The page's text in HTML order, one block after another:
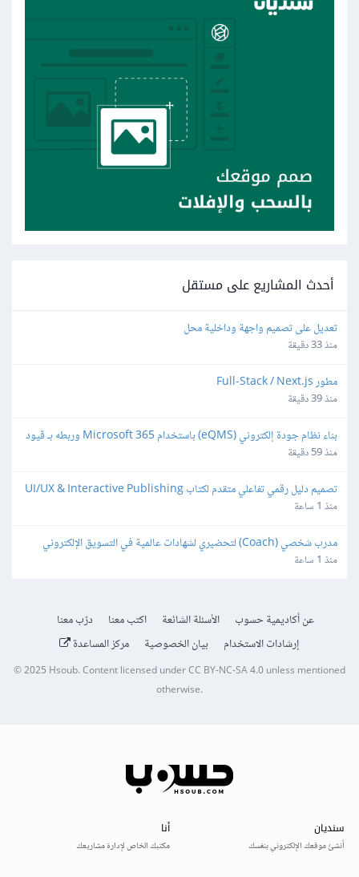
أحدث المشاريع على مستقل
تعديل على تصميم واجهة وداخلية محل
منذ 33 دقيقة
مطور Full-Stack / Next.js
منذ 39 دقيقة
(Qoyod)منذ 59 دقيقة
تصميم دليل رقمي تفاعلي متقدم لكتاب UI/UX & Interactive Publishing
منذ 1 ساعة
مدرب شخصي (Coach) لتحضيري لشهادات عالمية في التسويق الإلكتروني
منذ 1 ساعة
عن أكاديمية حسوب الأسئلة الشائعة اكتب معنا
درّب معنا
إرشادات الاستخدام
بيان الخصوصية مركز المساعدة
© 2025 Hsoub.Content licensed underCC BY-NC-SA 4.0unless mentioned
otherwise.